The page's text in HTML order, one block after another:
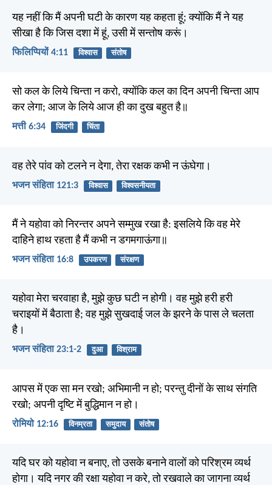
यह नहीं कि मैं अपनी घटी के कारण यह कहता हूं; क्योंकि मैं ने यह
सीखा है कि जिस दशा में हूं, उसी में सन्तोष करूं।
फिलिप्पियों 4:11 विश्वास संतोष
सो कल के लिये चिन्ता न करो, क्योंकि कल का दिन अपनी चिन्ता आप
कर लेगा; आज के लिये आज ही का दुख बहुत है॥
मत्ती 6:34 जिंदगी चिंता
वह तेरे पांव को टलने न देगा, तेरा रक्षक कभी न ऊंघेगा।
भजन संहिता 121:3 विश्वास विश्वसनीयता
मैं ने यहोवा को निरन्तर अपने सम्मुख रखा है: इसलिये कि वह मेरे
दाहिने हाथ रहता है मैं कभी न डगमगाऊंगा॥
भजन संहिता 16:8 उपकरण संरक्षण
यहोवा मेरा चरवाहा है, मुझे कुछ घटी न होगी। वह मुझे हरी हरी
चराइयों में बैठाता है; वह मुझे सुखदाई जल के झरने के पास ले चलता
है।
भजन संहिता 23:1-2 दुआ विश्राम
आपस में एक सा मन रखो; अभिमानी न हो; परन्तु दीनों के साथ संगति
रखो; अपनी दृष्टि में बुद्धिमान न हो।
रोमियो 12:16 विनम्रता समुदाय संतोष
यदि घर को यहोवा न बनाए, तो उसके बनाने वालों को परिश्रम व्यर्थ
होगा। यदि नगर की रक्षा यहोवा न करे, तो रखवाले का जागना व्यर्थ